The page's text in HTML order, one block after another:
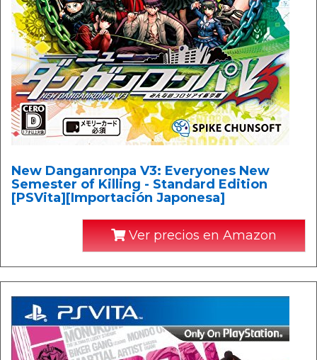
New Danganronpa V3: Everyones New
Semester of Killing - Standard Edition
[PSVita][Importación Japonesa]
Ver precios en Amazon